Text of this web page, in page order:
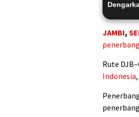
JAMBI,
Rute
Indonesia